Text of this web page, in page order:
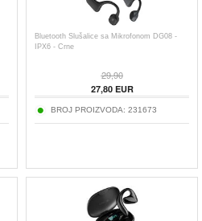
Bluetooth Slušalice sa Mikrofonom DG08 -
IPX6 - Crne
29,90
27,80EUR
BROJ PROIZVODA: 231673